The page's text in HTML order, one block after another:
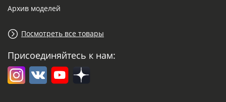
Архив моделей
Посмотреть все товары
Присоединяйтесь к нам: